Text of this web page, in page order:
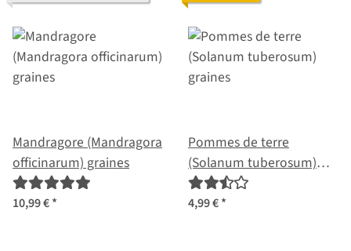
Mandragore (Mandragora
officinarum) graines
10,99 €*
Pommes de terre
(Solanum tuberosum)
graines
4,99 €*